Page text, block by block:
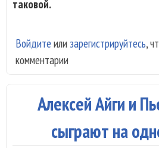
таковой.
Войдите или зарегистрируйтесь,
комментарии
Алексей Айги и
сыграют на